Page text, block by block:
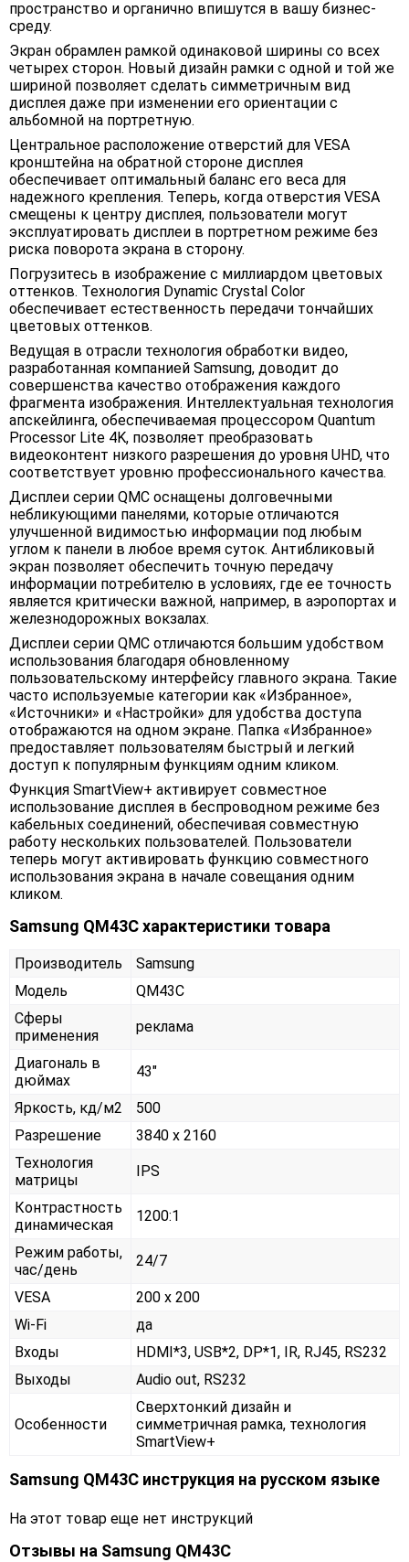
пространство и органично впишутся в вашу бизнес-
среду.
Экран обрамлен рамкой одинаковой ширины со всех
четырех сторон. Новый дизайн рамки с одной и той же
шириной позволяет сделать симметричным вид
дисплея даже при изменении его ориентации с
альбомной на портретную.
Центральное расположение отверстий для VESA
кронштейна на обратной стороне дисплея
обеспечивает оптимальный баланс его веса для
надежного крепления. Теперь, когда отверстия VESA
смещены к центру дисплея, пользователи могут
эксплуатировать дисплеи в портретном режиме без
риска поворота экрана в сторону.
Погрузитесь в изображение с миллиардом цветовых
оттенков. Технология Dynamic Crystal Color
обеспечивает естественность передачи тончайших
цветовых оттенков.
Ведущая в отрасли технология обработки видео,
разработанная компанией Samsung, доводит до
совершенства качество отображения каждого
фрагмента изображения. Интеллектуальная технология
апскейлинга, обеспечиваемая процессором Quantum
Processor Lite 4K, позволяет преобразовать
видеоконтент низкого разрешения до уровня UHD, что
соответствует уровню профессионального качества.
Дисплеи серии QMC оснащены долговечными
небликующими панелями, которые отличаются
улучшенной видимостью информации под любым
углом к панели в любое время суток. Антибликовый
экран позволяет обеспечить точную передачу
информации потребителю в условиях, где ее точность
является критически важной, например, в аэропортах и
железнодорожных вокзалах.
Дисплеи серии QMC отличаются большим удобством
использования благодаря обновленному
пользовательскому интерфейсу главного экрана. Такие
часто используемые категории как «Избранное»,
«Источники» и «Настройки» для удобства доступа
отображаются на одном экране. Папка «Избранное»
предоставляет пользователям быстрый и легкий
доступ к популярным функциям одним кликом.
Функция SmartView+ активирует совместное
использование дисплея в беспроводном режиме без
кабельных соединений, обеспечивая совместную
работу нескольких пользователей. Пользователи
теперь могут активировать функцию совместного
использования экрана в начале совещания одним
кликом.
Samsung QM43C характеристики товара
Производитель
Samsung
Модель
QM43C
Сферы
применения
реклама
Диагональ в
дюймах
43"
Яркость, кд/м2
500
Разрешение
3840 x 2160
Технология
матрицы
IPS
Контрастность
динамическая
1200:1
Режим работы,
час/день
24/7
VESA
200 x 200
Wi-Fi
да
Входы
HDMI*3, USB*2, DP*1, IR, RJ45, RS232
Выходы
Audio out, RS232
Особенности
Сверхтонкий дизайн и
симметричная рамка, технология
SmartView+
Samsung QM43C инструкция на русском языке
На этот товар еще нет инструкций
Отзывы на Samsung QM43C